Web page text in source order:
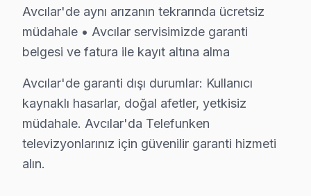
Avcılar Sektör Deneyimi: Avcılar ve çevre
Avcılar'de Profesyonel Garanti: Avcılar servisimizde
Telefunken Marka Eğitimi: Telefunken yetkili hizmet
Avcılar Referansları: Avcılar sakinlerinin tercih ettiği
Tamir olup olmayacağını öğrenin. 0850 811 14 36
Uzman Telefunken Teknisyen Ekibimiz
Avcılar Telefunken Hizmet'in başarısı, Avcılar
Avcılar'de aynı arızanın tekrarında ücretsiz
müdahale • Avcılar servisimizde garanti
belgesi ve fatura ile kayıt altına alma
Avcılar'de garanti dışı durumlar: Kullanıcı
kaynaklı hasarlar, doğal afetler, yetkisiz
müdahale. Avcılar'da Telefunken
televizyonlarınız için güvenilir garanti hizmeti
alın.